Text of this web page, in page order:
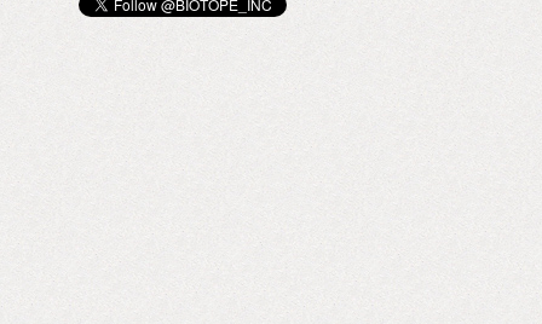
っ向から挑むエイジングケアプロダクツを軸に、確